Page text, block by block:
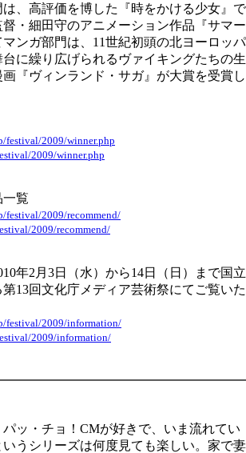
、高評価を博した『時をかける少女』で
・細田守のアニメーション作品『サマー
ンガ部門は、11世紀初頭の北ヨーロッパ
に繰り広げられるヴァイキングたちの生
『ヴィンランド・サガ』が大賞を受賞し
festival/2009/winner.php
2009/winner.php
覧
festival/2009/recommend/
2009/recommend/
年2月3日（水）から14日（日）まで国立
13回文化庁メディア芸術祭にてご覧いた
festival/2009/information/
2009/information/
パッ・チョ！CMが好きで、いま流れてい
うシリーズは何度見ても楽しい。家で妻